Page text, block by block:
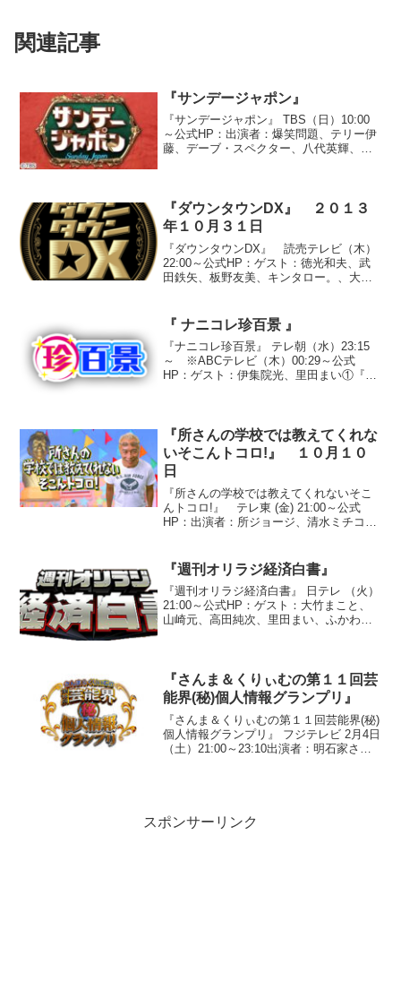
関連記事
『サンデージャポン』
『サンデージャポン』 TBS（日）10:00
～公式HP：出演者：爆笑問題、テリー伊
藤、デーブ・スペクター、八代英輝、高
がらスカシカシ...
『ダウンタウンDX』 ２０１３
年１０月３１日
『ダウンタウンDX』 読売テレビ（木）
22:00～公式HP：ゲスト：徳光和夫、武
田鉄矢、板野友美、キンタロー。、大沢
スターのDX』○『板野友美の人生初！ハ
ワイにAK...
『 ナニコレ珍百景 』
『ナニコレ珍百景』 テレ朝（水）23:15
～ ※ABCテレビ（木）00:29～公式
HP：ゲスト：伊集院光、里田まい①『マ
ンプリ。昨...
『所さんの学校では教えてくれな
いそこんトコロ!』 １０月１０
日
『所さんの学校では教えてくれないそこ
んトコロ!』 テレ東 (金) 21:00～公式
HP：出演者：所ジョージ、清水ミチコ、
スト『イルカはどうやって眠るの？』○答
え イル...
『週刊オリラジ経済白書』
『週刊オリラジ経済白書』 日テレ （火）
21:00～公式HP：ゲスト：大竹まこと、
山崎元、高田純次、里田まい、ふかわり
ビ”ビックスモー...
『さんま＆くりぃむの第１１回芸
能界(秘)個人情報グランプリ』
『さんま＆くりぃむの第１１回芸能界(秘)
個人情報グランプリ』 フジテレビ 2月4日
（土）21:00～23:10出演者：明石家さん
スポンサーリンク